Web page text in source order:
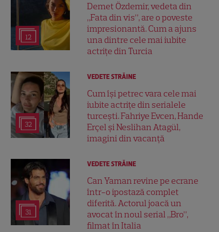
12
Demet Özdemir, vedeta din
„Fata din vis”, are o poveste
impresionantă. Cum a ajuns
una dintre cele mai iubite
actrițe din Turcia
32
VEDETE STRĂINE
Cum își petrec vara cele mai
iubite actrițe din serialele
turcești. Fahriye Evcen, Hande
Erçel și Neslihan Atagül,
imagini din vacanță
31
VEDETE STRĂINE
Can Yaman revine pe ecrane
într-o ipostază complet
diferită. Actorul joacă un
avocat în noul serial „Bro”,
filmat în Italia